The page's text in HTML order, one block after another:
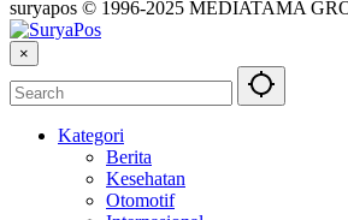
suryapos © 1996-2025 MEDIATAMA
×
Kategori
Berita
Kesehatan
Otomotif